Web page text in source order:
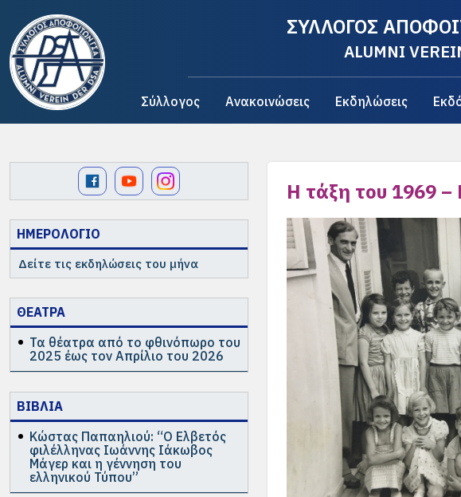
ΣΥΛΛΟΓΟΣ
ALUMNI
Σύλλογος Ανακοινώσεις Εκδηλώσεις
ΗΜΕΡΟΛΟΓΙΟ
Δείτε τις εκδηλώσεις του μήνα
ΘΕΑΤΡΑ
Τα θέατρα από το φθινόπωρο του
2025 έως τον Απρίλιο του 2026
ΒΙΒΛΙΑ
Κώστας Παπαηλιού: “Ο Ελβετός
φιλέλληνας Ιωάννης Ιάκωβος
Μάγερ και η γέννηση του
ελληνικού Τύπου”
Η τάξη του 1969 –